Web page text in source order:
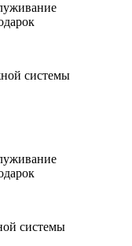
системы
системы